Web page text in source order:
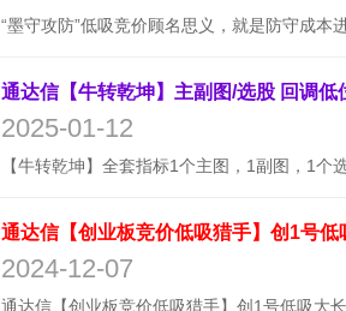
2025-01-12
通达信【创业板竞价低吸猎手】创1号
2024-12-07